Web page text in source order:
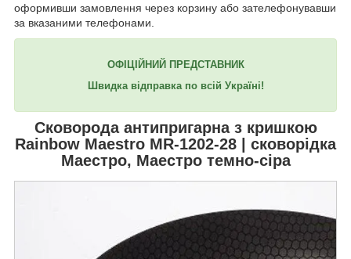
оформивши замовлення через корзину або зателефонувавши
за вказаними телефонами.
ОФІЦІЙНИЙ ПРЕДСТАВНИК
Швидка відправка по всій Україні!
Сковорода антипригарна з кришкою
Rainbow Maestro MR-1202-28 | сковорідка
Маестро, Маестро темно-сіра